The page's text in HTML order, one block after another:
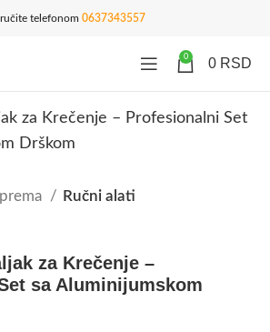
telefonom 0637343557
0 0 RSD
Ručni alati
za Krečenje –
sa Aluminijumskom